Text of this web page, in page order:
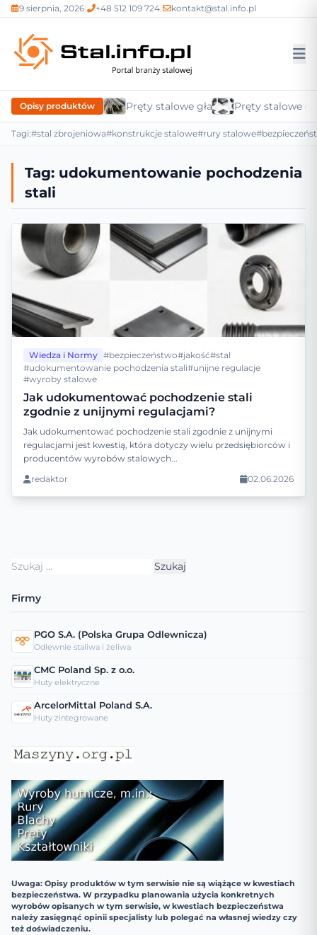
9 sierpnia, 2026| +48 512 109 724| kontakt@stal.info.pl
Opisy produktów Pręty stalowe gładkiePręty stalowe
Tagi:#stal zbrojeniowa#konstrukcje stalowe#rury stalowe
Tag: udokumentowanie pochodzenia
stali
Wiedza i Normy #bezpieczeństwo#jakość#stal
#udokumentowanie pochodzenia stali#unijne regulacje
#wyroby stalowe
Jak udokumentować pochodzenie stali
zgodnie z unijnymi regulacjami?
Jak udokumentować pochodzenie stali zgodnie z unijnymi
regulacjami jest kwestią, która dotyczy wielu przedsiębiorców i
producentów wyrobów stalowych...
redaktor
02.06.2026
Szukaj:
Firmy
PGO S.A. (Polska Grupa Odlewnicza)
Odlewnie staliwa i żeliwa
CMC Poland Sp. z o.o.
Huty elektryczne
ArcelorMittal Poland S.A.
Huty zintegrowane
Uwaga: Opisy produktów w tym serwisie nie są wiążące w kwestiach
bezpieczeństwa. W przypadku planowania użycia konkretnych
wyrobów opisanych w tym serwisie, w kwestiach bezpieczeństwa
należy zasięgnąć opinii specjalisty lub polegać na własnej wiedzy czy
też doświadczeniu.